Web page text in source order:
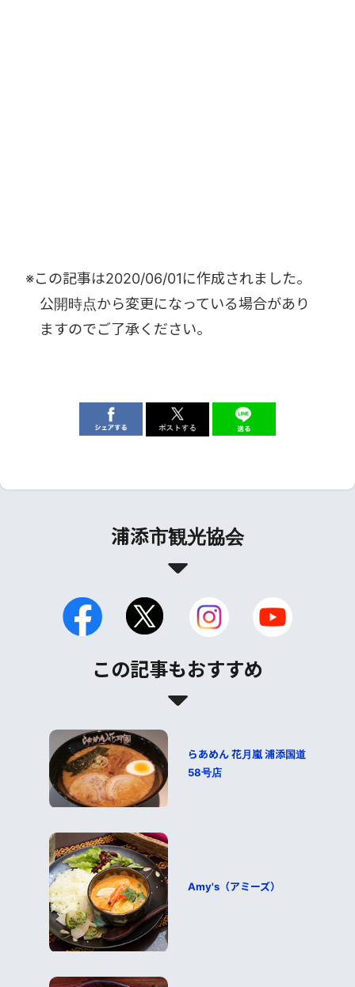
※この記事は2020/06/01に作成されました。
公開時点から変更になっている場合があり
ますのでご了承ください。
浦添市観光協会
この記事もおすすめ
らあめん 花月嵐 浦添国道
58号店
Amy's（アミーズ）